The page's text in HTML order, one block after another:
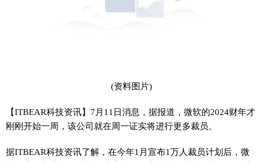
(资料图片)
【ITBEAR科技资讯】7月11日消息，据报道，微软的2024财年才
刚刚开始一周，该公司就在周一证实将进行更多裁员。
据ITBEAR科技资讯了解，在今年1月宣布1万人裁员计划后，微